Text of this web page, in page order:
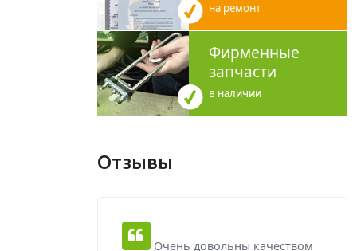
на ремонт
Фирменные
запчасти
в наличии
Отзывы
Очень довольны качеством